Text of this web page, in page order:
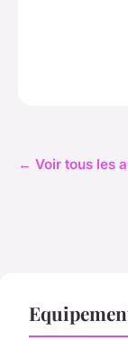
← Voir tous les